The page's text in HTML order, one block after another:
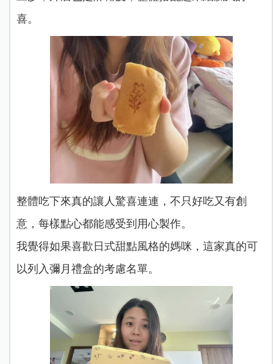
喜。
整體吃下來真的讓人驚喜連連，不只好吃又有創
意，每樣點心都能感受到用心製作。
我覺得如果喜歡日式甜點風格的媽咪，這家真的可
以列入彌月禮盒的考慮名單。